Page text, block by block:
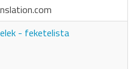
- feketelista